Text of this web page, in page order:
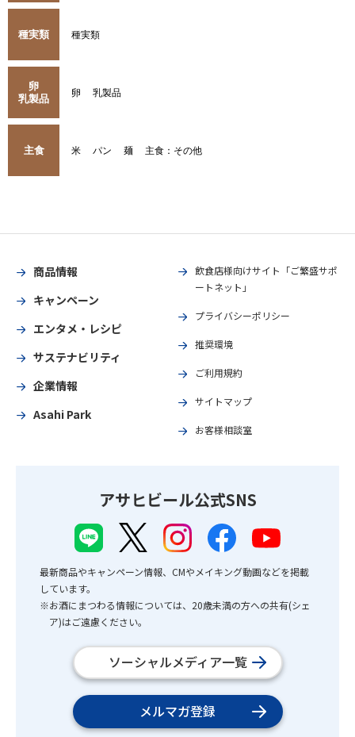
種実類 種実類
卵
乳製品
卵 乳製品
主食 米 パン 麺 主食：その他
商品情報
キャンペーン
エンタメ・レシピ
サステナビリティ
企業情報
Asahi Park
飲食店様向けサイト「ご繁盛サポ
ートネット」
プライバシーポリシー
推奨環境
ご利用規約
サイトマップ
お客様相談室
アサヒビール公式SNS
最新商品やキャンペーン情報、CMやメイキング動画などを掲載
しています。
※お酒にまつわる情報については、20歳未満の方への共有(シェ
ア)はご遠慮ください。
ソーシャルメディア一覧
メルマガ登録